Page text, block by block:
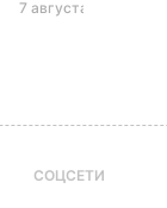
7 августа, 14.28
СОЦСЕТИ